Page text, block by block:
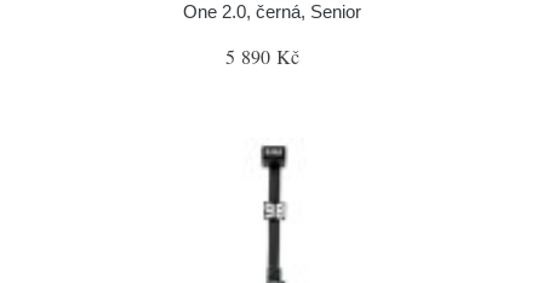
One 2.0, černá, Senior
5 890 Kč